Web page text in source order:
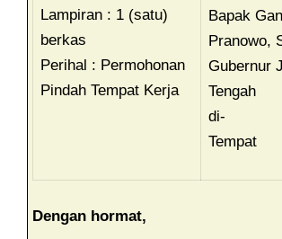
Lampiran : 1 (satu)
berkas
Perihal : Permohonan
Pindah Tempat Kerja
Bapak
Pranowo,
Gubernur
Tengah
di-
Tempat
Dengan hormat,